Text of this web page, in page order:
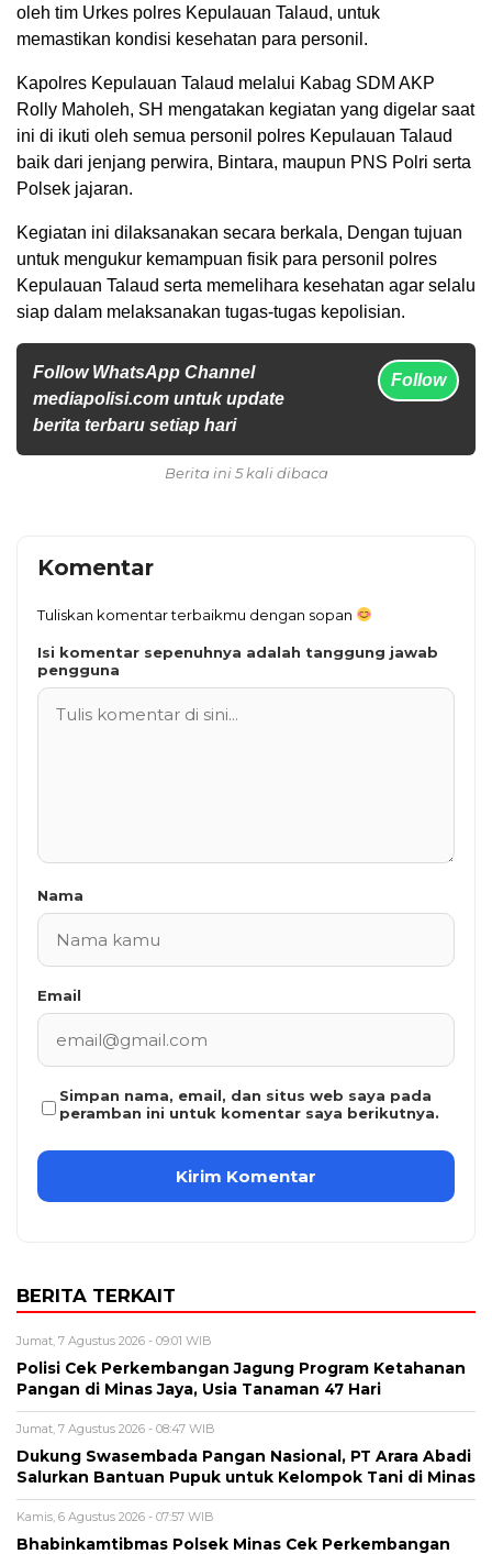
oleh tim Urkes polres Kepulauan Talaud, untuk
memastikan kondisi kesehatan para personil.
Kapolres Kepulauan Talaud melalui Kabag SDM AKP
Rolly Maholeh, SH mengatakan kegiatan yang digelar saat
ini di ikuti oleh semua personil polres Kepulauan Talaud
baik dari jenjang perwira, Bintara, maupun PNS Polri serta
Polsek jajaran.
Kegiatan ini dilaksanakan secara berkala, Dengan tujuan
untuk mengukur kemampuan fisik para personil polres
Kepulauan Talaud serta memelihara kesehatan agar selalu
siap dalam melaksanakan tugas-tugas kepolisian.
Follow WhatsApp Channel
mediapolisi.com untuk update
berita terbaru setiap hari
Follow
Berita ini 5 kali dibaca
Komentar
Tuliskan komentar terbaikmu dengan sopan
Isi komentar sepenuhnya adalah tanggung jawab
pengguna
Nama
Email
Simpan nama, email, dan situs web saya pada
peramban ini untuk komentar saya berikutnya.
BERITA TERKAIT
Jumat, 7 Agustus 2026 - 09:01 WIB
Polisi Cek Perkembangan Jagung Program Ketahanan
Pangan di Minas Jaya, Usia Tanaman 47 Hari
Jumat, 7 Agustus 2026 - 08:47 WIB
Dukung Swasembada Pangan Nasional, PT Arara Abadi
Salurkan Bantuan Pupuk untuk Kelompok Tani di Minas
Kamis, 6 Agustus 2026 - 07:57 WIB
Bhabinkamtibmas Polsek Minas Cek Perkembangan